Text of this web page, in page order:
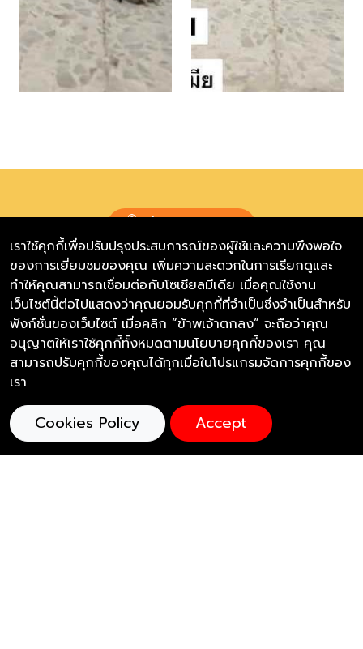
ร่วมบริจาค
มูลนิธิเดอะวอยซ์ (เสียงจากเรา)
อาคาร GlowFish (สาทร) เลขที่ 92/5 ชั้น 2 ห้อง 221
อาคารสาทรธานี 2 ถนนสาทรเหนือ แขวงสีลม เขตบางรัก
จังหวัดกรุงเทพมหานคร 10500
โทรศัพท์ : 098-878-8477
@thevoicecenter The Voice (เสียงจากเรา)
เราใช้คุกกี้เพื่อปรับปรุงประสบการณ์ของผู้ใช้และความพึงพอใจ
ของการเยี่ยมชมของคุณ เพิ่มความสะดวกในการเรียกดูและ
ทำให้คุณสามารถเชื่อมต่อกับโซเชียลมีเดีย เมื่อคุณใช้งาน
เว็บไซต์นี้ต่อไปแสดงว่าคุณยอมรับคุกกี้ที่จำเป็นซึ่งจำเป็นสำหรับ
ฟังก์ชั่นของเว็บไซต์ เมื่อคลิก “ข้าพเจ้าตกลง” จะถือว่าคุณ
อนุญาตให้เราใช้คุกกี้ทั้งหมดตามนโยบายคุกกี้ของเรา คุณ
สามารถปรับคุกกี้ของคุณได้ทุกเมื่อในโปรแกรมจัดการคุกกี้ของ
เรา
Cookies Policy Accept